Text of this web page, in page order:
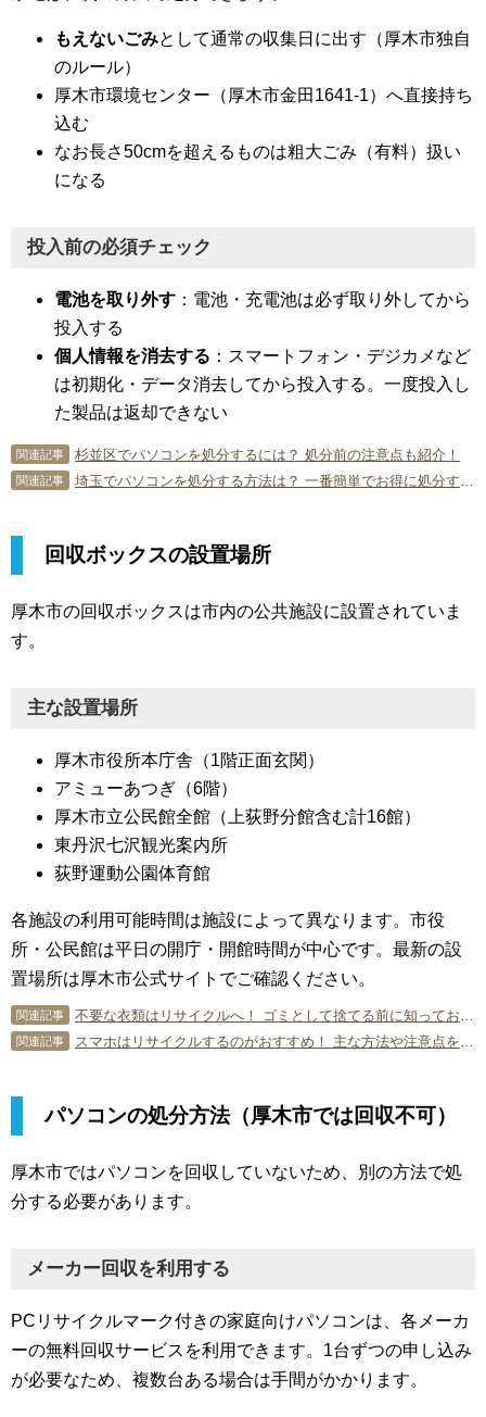
もえないごみとして通常の収集日に出す（厚木市独自
のルール）
厚木市環境センター（厚木市金田1641-1）へ直接持ち
込む
なお長さ50cmを超えるものは粗大ごみ（有料）扱い
になる
投入前の必須チェック
電池を取り外す ：電池・充電池は必ず取り外してから
投入する
個人情報を消去する ：スマートフォン・デジカメなど
は初期化・データ消去してから投入する。一度投入し
た製品は返却できない
関連記事 杉並区でパソコンを処分するには？ 処分前の注意点も紹介！
関連記事
回収ボックスの設置場所
厚木市の回収ボックスは市内の公共施設に設置されていま
す。
主な設置場所
厚木市役所本庁舎（1階正面玄関）
アミューあつぎ（6階）
厚木市立公民館全館（上荻野分館含む計16館）
東丹沢七沢観光案内所
荻野運動公園体育館
各施設の利用可能時間は施設によって異なります。市役
所・公民館は平日の開庁・開館時間が中心です。最新の設
置場所は厚木市公式サイトでご確認ください。
関連記事
関連記事
パソコンの処分方法（厚木市では回収不可）
厚木市ではパソコンを回収していないため、別の方法で処
分する必要があります。
メーカー回収を利用する
PCリサイクルマーク付きの家庭向けパソコンは、各メーカ
ーの無料回収サービスを利用できます。1台ずつの申し込み
が必要なため、複数台ある場合は手間がかかります。